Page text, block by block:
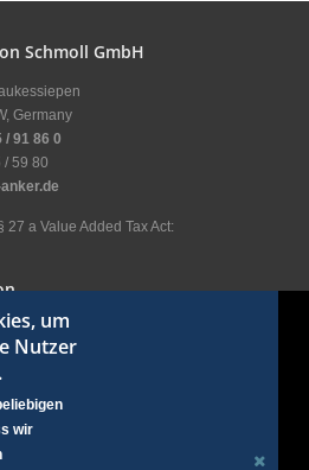
Schmoll GmbH
Germany
/ 91 86 0
/ 59 80
27 a Value Added Tax Act:
conditions
um
Nutzer
wir